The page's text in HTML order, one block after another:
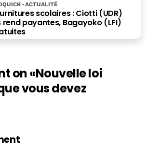
scolaires : Ciotti (UDR)
rend payantes, Bagayoko (LFI)
ACTUALITÉ
on«Nouvelle loi
vous devez